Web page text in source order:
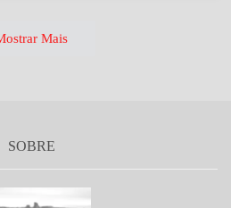
Mais
SOBRE